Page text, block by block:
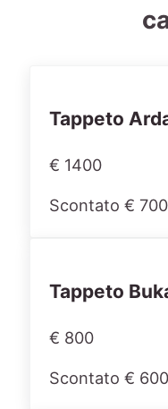
Tappeto
€ 1400
Scontato € 700
Tappeto
€ 800
Scontato € 600